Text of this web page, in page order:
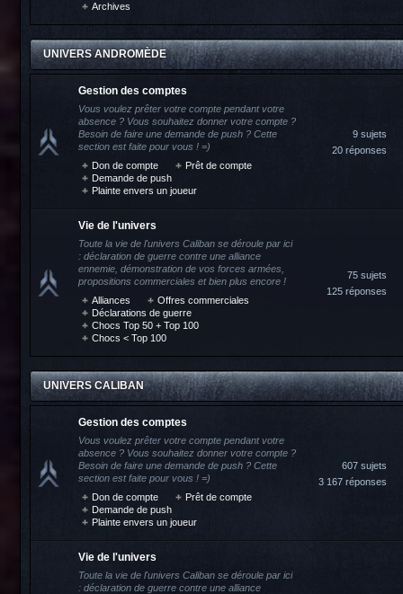
Archives
UNIVERS ANDROMÈDE
Gestion des comptes
Vous voulez prêter votre compte pendant votre
absence ? Vous souhaitez donner votre compte ?
Besoin de faire une demande de push ? Cette
section est faite pour vous ! =)
Don de compte
Prêt de compte
Demande de push
Plainte envers un joueur
9 sujets
20 réponses
Vie de l'univers
Toute la vie de l'univers Caliban se déroule par ici
: déclaration de guerre contre une alliance
ennemie, démonstration de vos forces armées,
propositions commerciales et bien plus encore !
Alliances
Offres commerciales
Déclarations de guerre
Chocs Top 50 + Top 100
Chocs < Top 100
75 sujets
125 réponses
UNIVERS CALIBAN
Gestion des comptes
Vous voulez prêter votre compte pendant votre
absence ? Vous souhaitez donner votre compte ?
Besoin de faire une demande de push ? Cette
section est faite pour vous ! =)
Don de compte
Prêt de compte
Demande de push
Plainte envers un joueur
607 sujets
3 167 réponses
Vie de l'univers
Toute la vie de l'univers Caliban se déroule par ici
: déclaration de guerre contre une alliance